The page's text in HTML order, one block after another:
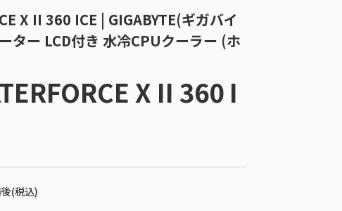
X II 360 ICE | GIGABYTE(ギガバイ
ター LCD付き 水冷CPUクーラー (ホ
X II 360 I
(税込)